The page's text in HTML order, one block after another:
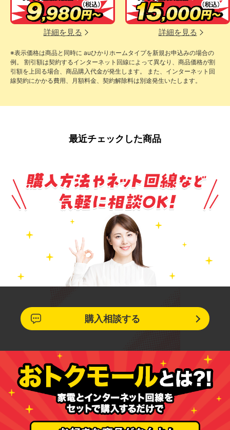
詳細を見る 詳細を見る
※表示価格は商品と同時に auひかりホームタイプを新規お申込みの場合の
例。 割引額は契約するインターネット回線によって異なり、商品価格が割
引額を上回る場合、商品購入代金が発生します。 また、インターネット回
線契約にかかる費用、月額料金、契約解除料は別途発生いたします。
最近チェックした商品
購入相談する